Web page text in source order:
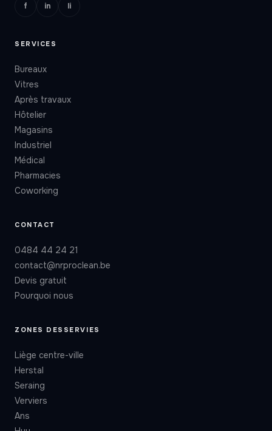
f in li
SERVICES
Bureaux
Vitres
Après travaux
Hôtelier
Magasins
Industriel
Médical
Pharmacies
Coworking
CONTACT
0484 44 24 21
contact@nrproclean.be
Devis gratuit
Pourquoi nous
ZONES DESSERVIES
Liège centre-ville
Herstal
Seraing
Verviers
Ans